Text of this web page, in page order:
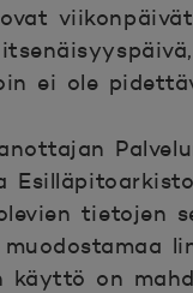
ei ole
tietojen
käyttö on